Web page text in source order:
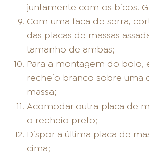
juntamente com os bicos.
Com uma faca de serra,
das placas de massas
tamanho de ambas;
Para a montagem do bolo,
recheio branco sobre uma
massa;
Acomodar outra placa de
o recheio preto;
Dispor a última placa de
cima;